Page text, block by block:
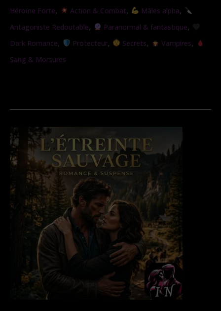
Héroïne Forte, Action & Combat, Mâles alpha,
Antagoniste Redoutable, Paranormal & fantastique,
Dark Romance, Protecteur, Secrets, Vampires,
Sang & Morsures